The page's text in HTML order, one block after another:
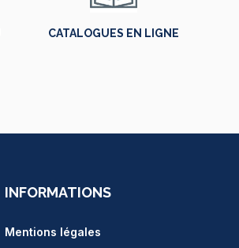
CATALOGUES EN LIGNE
INFORMATIONS
Mentions légales